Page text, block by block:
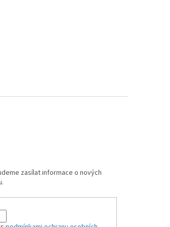
zasílat informace o nových